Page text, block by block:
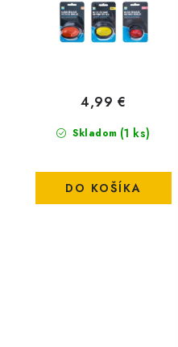
Skladom (1 ks)
4,99 €
DO KOŠÍKA